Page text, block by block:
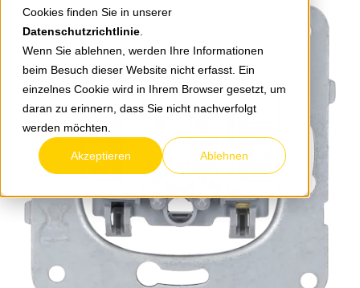
Cookies finden Sie in unserer
Datenschutzrichtlinie
Wenn Sie ablehnen, werden Ihre Informationen
beim Besuch dieser Website nicht erfasst. Ein
einzelnes Cookie wird in Ihrem Browser gesetzt, um
daran zu erinnern, dass Sie nicht nachverfolgt
werden möchten.
Akzeptieren Ablehnen